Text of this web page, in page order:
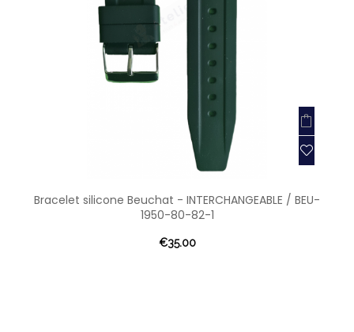
Bracelet silicone Beuchat - INTERCHANGEABLE / BEU-
1950-80-82-1
€35.00